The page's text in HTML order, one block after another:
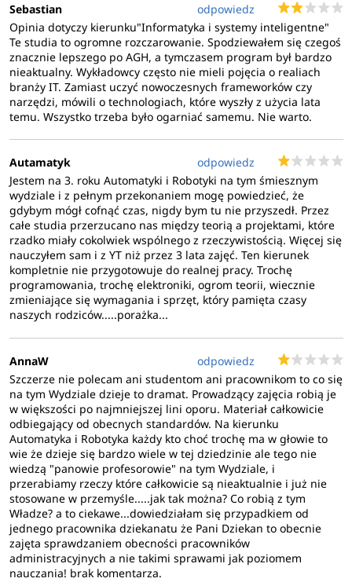
Sebastian
odpowiedz
Opinia dotyczy kierunku"Informatyka i systemy inteligentne"
Te studia to ogromne rozczarowanie. Spodziewałem się czegoś
znacznie lepszego po AGH, a tymczasem program był bardzo
nieaktualny. Wykładowcy często nie mieli pojęcia o realiach
branży IT. Zamiast uczyć nowoczesnych frameworków czy
narzędzi, mówili o technologiach, które wyszły z użycia lata
temu. Wszystko trzeba było ogarniać samemu. Nie warto.
Autamatyk
odpowiedz
Jestem na 3. roku Automatyki i Robotyki na tym śmiesznym
wydziale i z pełnym przekonaniem mogę powiedzieć, że
gdybym mógł cofnąć czas, nigdy bym tu nie przyszedł. Przez
całe studia przerzucano nas między teorią a projektami, które
rzadko miały cokolwiek wspólnego z rzeczywistością. Więcej się
nauczyłem sam i z YT niż przez 3 lata zajęć. Ten kierunek
kompletnie nie przygotowuje do realnej pracy. Trochę
programowania, trochę elektroniki, ogrom teorii, wiecznie
zmieniające się wymagania i sprzęt, który pamięta czasy
naszych rodziców.....porażka...
AnnaW
odpowiedz
Szczerze nie polecam ani studentom ani pracownikom to co się
na tym Wydziale dzieje to dramat. Prowadzący zajęcia robią je
w większości po najmniejszej lini oporu. Materiał całkowicie
odbiegający od obecnych standardów. Na kierunku
Automatyka i Robotyka każdy kto choć trochę ma w głowie to
wie że dzieje się bardzo wiele w tej dziedzinie ale tego nie
wiedzą "panowie profesorowie" na tym Wydziale, i
przerabiamy rzeczy które całkowicie są nieaktualnie i już nie
stosowane w przemyśle.....jak tak można? Co robią z tym
Władze? a to ciekawe...dowiedziałam się przypadkiem od
jednego pracownika dziekanatu że Pani Dziekan to obecnie
zajęta sprawdzaniem obecności pracowników
administracyjnych a nie takimi sprawami jak poziomem
nauczania! brak komentarza.